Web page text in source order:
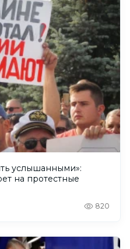
услышанными»:
на протестные
820